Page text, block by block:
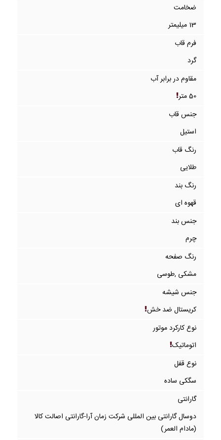
ضخامت
13 میلیمتر
فرم قاب
گرد
مقاوم در برابر آب
50 متر
جنس قاب
استیل
رنگ قاب
طلایی
رنگ بند
قهوه ای
جنس بند
چرم
رنگ صفحه
مشکی ,طوسی
جنس شیشه
کریستال ضد خش
نوع کارکرد موتور
اتوماتیک
نوع قفل
سگکی ساده
گارانتی
دوسال گارانتی بین المللی شرکت زمان آرا-گارانتی اصالت کالا
(مادام العمر)